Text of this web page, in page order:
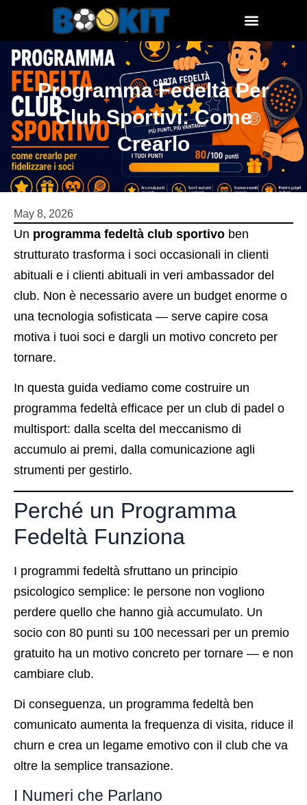
Programma Fedeltà Per
Club Sportivi: Come
Crearlo
May 8, 2026
Un programma fedeltà club sportivo ben
strutturato trasforma i soci occasionali in clienti
abituali e i clienti abituali in veri ambassador del
club. Non è necessario avere un budget enorme o
una tecnologia sofisticata — serve capire cosa
motiva i tuoi soci e dargli un motivo concreto per
tornare.
In questa guida vediamo come costruire un
programma fedeltà efficace per un club di padel o
multisport: dalla scelta del meccanismo di
accumulo ai premi, dalla comunicazione agli
strumenti per gestirlo.
Perché un Programma
Fedeltà Funziona
I programmi fedeltà sfruttano un principio
psicologico semplice: le persone non vogliono
perdere quello che hanno già accumulato. Un
socio con 80 punti su 100 necessari per un premio
gratuito ha un motivo concreto per tornare — e non
cambiare club.
Di conseguenza, un programma fedeltà ben
comunicato aumenta la frequenza di visita, riduce il
churn e crea un legame emotivo con il club che va
oltre la semplice transazione.
I Numeri che Parlano